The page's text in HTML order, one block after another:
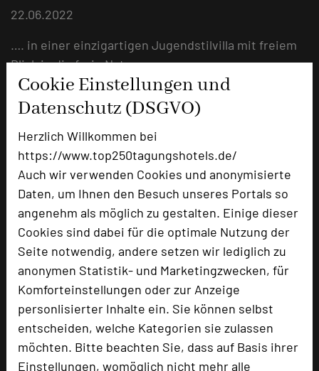
Cookie Einstellungen und
Datenschutz (DSGVO)
Herzlich Willkommen bei
https://www.top250tagungshotels.de/
Auch wir verwenden Cookies und anonymisierte
Daten, um Ihnen den Besuch unseres Portals so
angenehm als möglich zu gestalten. Einige dieser
Cookies sind dabei für die optimale Nutzung der
Seite notwendig, andere setzen wir lediglich zu
anonymen Statistik- und Marketingzwecken, für
Komforteinstellungen oder zur Anzeige
personlisierter Inhalte ein. Sie können selbst
entscheiden, welche Kategorien sie zulassen
möchten. Bitte beachten Sie, dass auf Basis ihrer
Einstellungen, womöglich nicht mehr alle
22.06.2022
…. in einer einzigartigen Jugendstilvilla mit freiem
Blick in die freie Natur
mehr …
Event-Spaß vom Survival - Parcours
bis zum Floßbau
17.05.2022
Im "Romantischen Winkel“ tagen Sie in einer
einzigartigen Jugendstilvilla mit freiem Blick auf
eine besondere Seekulisse auf der Outdoor-Events
viel Spaß bereiten.
mehr …